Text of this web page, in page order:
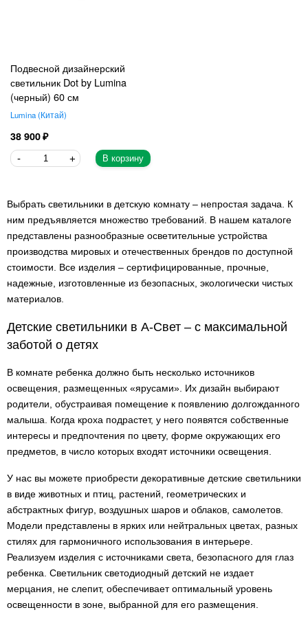
Подвесной дизайнерский
светильник Dot by Lumina
(черный) 60 см
Lumina Китай
38 900
В корзину
Выбрать светильники в детскую комнату – непростая задача. К
ним предъявляется множество требований. В нашем каталоге
представлены разнообразные осветительные устройства
производства мировых и отечественных брендов по доступной
стоимости. Все изделия – сертифицированные, прочные,
надежные, изготовленные из безопасных, экологически чистых
материалов.
Детские светильники в А-Свет – с максимальной
заботой о детях
В комнате ребенка должно быть несколько источников
освещения, размещенных «ярусами». Их дизайн выбирают
родители, обустраивая помещение к появлению долгожданного
малыша. Когда кроха подрастет, у него появятся собственные
интересы и предпочтения по цвету, форме окружающих его
предметов, в число которых входят источники освещения.
У нас вы можете приобрести декоративные детские светильники
в виде животных и птиц, растений, геометрических и
абстрактных фигур, воздушных шаров и облаков, самолетов.
Модели представлены в ярких или нейтральных цветах, разных
стилях для гармоничного использования в интерьере.
Реализуем изделия с источниками света, безопасного для глаз
ребенка. Светильник светодиодный детский не издает
мерцания, не слепит, обеспечивает оптимальный уровень
освещенности в зоне, выбранной для его размещения.